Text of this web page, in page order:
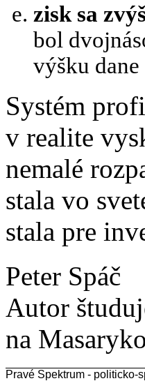
zisk sa
bol
výšku
Systém
v realite
nemalé
stala vo
stala pre
Peter Spáč
Autor
na
Pravé Spektrum - politicko-